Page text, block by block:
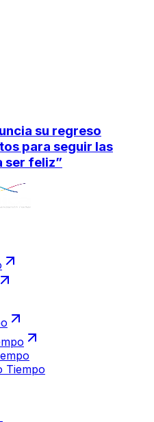
su regreso
para seguir las
ser feliz”
Tiempo